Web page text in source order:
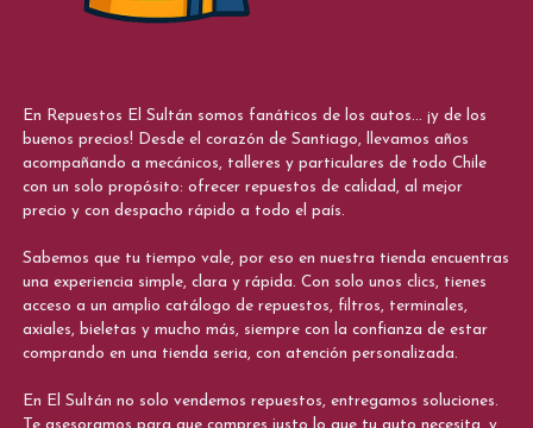
En Repuestos El Sultán somos fanáticos de los autos... ¡y de los
buenos precios! Desde el corazón de Santiago, llevamos años
acompañando a mecánicos, talleres y particulares de todo Chile
con un solo propósito: ofrecer repuestos de calidad, al mejor
precio y con despacho rápido a todo el país.
Sabemos que tu tiempo vale, por eso en nuestra tienda encuentras
una experiencia simple, clara y rápida. Con solo unos clics, tienes
acceso a un amplio catálogo de repuestos, filtros, terminales,
axiales, bieletas y mucho más, siempre con la confianza de estar
comprando en una tienda seria, con atención personalizada.
En El Sultán no solo vendemos repuestos, entregamos soluciones.
Te asesoramos para que compres justo lo que tu auto necesita, y